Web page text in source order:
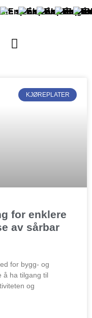
KJØREPLATER
for enklere
av sårbar
for bygg- og
å ha tilgang til
og